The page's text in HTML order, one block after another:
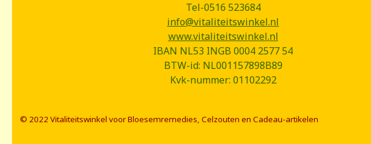
Tel-0516 523684
info@vitaliteitswinkel.nl
www.vitaliteitswinkel.nl
IBAN NL53 INGB 0004 2577 54
BTW-id: NL001157898B89
Kvk-nummer: 01102292
© 2022 Vitaliteitswinkel voor Bloesemremedies, Celzouten en Cadeau-artikelen